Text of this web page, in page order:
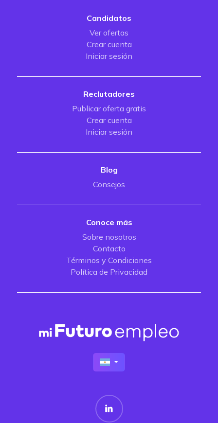
Candidatos
Ver ofertas
Crear cuenta
Iniciar sesión
Reclutadores
Publicar oferta gratis
Crear cuenta
Iniciar sesión
Blog
Consejos
Conoce más
Sobre nosotros
Contacto
Términos y Condiciones
Política de Privacidad